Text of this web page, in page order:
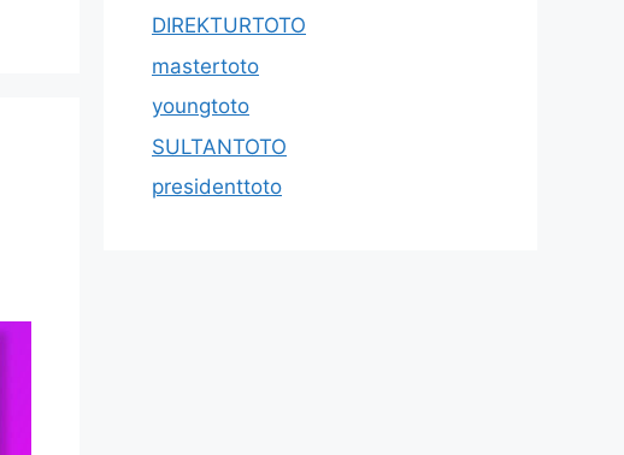
DIREKTURTOTO
mastertoto
youngtoto
SULTANTOTO
presidenttoto